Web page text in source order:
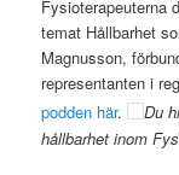
Fysioterapeuterna
temat Hållbarhet
Magnusson,
representanten i
podden här. Du
hållbarhet inom